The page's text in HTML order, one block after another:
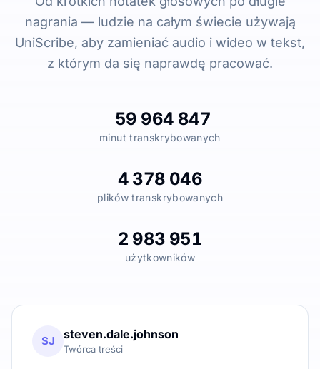
nagrania — ludzie na całym świecie używają
UniScribe, aby zamieniać audio i wideo w tekst,
z którym da się naprawdę pracować.
59 964 847
minut transkrybowanych
4 378 046
plików transkrybowanych
2 983 951
użytkowników
SJ steven.dale.johnson
Twórca treści